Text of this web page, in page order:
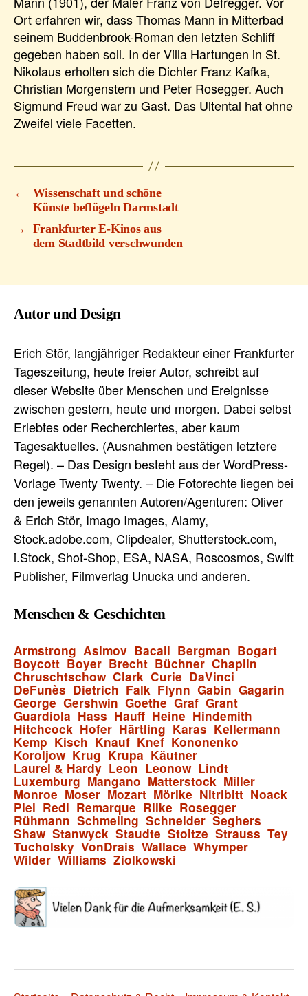
Ort erfahren wir, dass Thomas Mann in Mitterbad
seinem Buddenbrook-Roman den letzten Schliff
gegeben haben soll. In der Villa Hartungen in St.
Nikolaus erholten sich die Dichter Franz Kafka,
Christian Morgenstern und Peter Rosegger. Auch
Sigmund Freud war zu Gast. Das Ultental hat ohne
Zweifel viele Facetten.
←
Wissenschaft und schöne
Künste beflügeln Darmstadt
→
Frankfurter E-Kinos aus
dem Stadtbild verschwunden
Autor und Design
Erich Stör, langjähriger Redakteur einer Frankfurter
Tageszeitung, heute freier Autor, schreibt auf
dieser Website über Menschen und Ereignisse
zwischen gestern, heute und morgen. Dabei selbst
Erlebtes oder Recherchiertes, aber kaum
Tagesaktuelles. (Ausnahmen bestätigen letztere
Regel). – Das Design besteht aus der WordPress-
Vorlage Twenty Twenty. – Die Fotorechte liegen bei
den jeweils genannten Autoren/Agenturen: Oliver
& Erich Stör, Imago Images, Alamy,
Stock.adobe.com, Clipdealer, Shutterstock.com,
i.Stock, Shot-Shop, ESA, NASA, Roscosmos, Swift
Publisher, Filmverlag Unucka und anderen.
Menschen & Geschichten
Armstrong Asimov Bacall Bergman Bogart
Boycott Boyer Brecht Büchner Chaplin
Chruschtschow Clark Curie DaVinci
DeFunès Dietrich Falk Flynn Gabin Gagarin
George Gershwin Goethe Graf Grant
Guardiola Hass Hauff Heine Hindemith
Hitchcock Hofer Härtling Karas Kellermann
Kemp Kisch Knauf Knef Kononenko
Koroljow Krug Krupa Käutner
Laurel & Hardy Leon Leonow Lindt
Luxemburg Mangano Matterstock Miller
Monroe Moser Mozart Mörike Nitribitt Noack
Piel Redl Remarque Rilke Rosegger
Rühmann Schmeling Schneider Seghers
Shaw Stanwyck Staudte Stoltze Strauss Tey
Tucholsky VonDrais Wallace Whymper
Wilder Williams Ziolkowski